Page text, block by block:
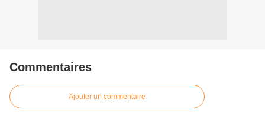
Commentaires
Ajouter un commentaire